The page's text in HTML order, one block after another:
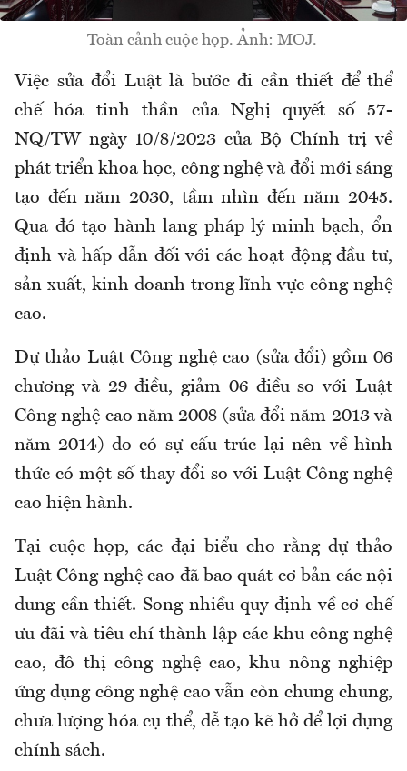
Toàn cảnh cuộc họp. Ảnh: MOJ.
Việc sửa đổi Luật là bước đi cần thiết để thể
chế hóa tinh thần của Nghị quyết số 57-
NQ/TW ngày 10/8/2023 của Bộ Chính trị về
phát triển khoa học, công nghệ và đổi mới sáng
tạo đến năm 2030, tầm nhìn đến năm 2045.
Qua đó tạo hành lang pháp lý minh bạch, ổn
định và hấp dẫn đối với các hoạt động đầu tư,
sản xuất, kinh doanh trong lĩnh vực công nghệ
cao.
Dự thảo Luật Công nghệ cao (sửa đổi) gồm 06
chương và 29 điều, giảm 06 điều so với Luật
Công nghệ cao năm 2008 (sửa đổi năm 2013 và
năm 2014) do có sự cấu trúc lại nên về hình
thức có một số thay đổi so với Luật Công nghệ
cao hiện hành.
Tại cuộc họp, các đại biểu cho rằng dự thảo
Luật Công nghệ cao đã bao quát cơ bản các nội
dung cần thiết. Song nhiều quy định về cơ chế
ưu đãi và tiêu chí thành lập các khu công nghệ
cao, đô thị công nghệ cao, khu nông nghiệp
ứng dụng công nghệ cao vẫn còn chung chung,
chưa lượng hóa cụ thể, dễ tạo kẽ hở để lợi dụng
chính sách.